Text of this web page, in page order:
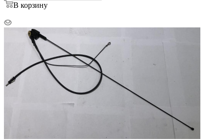
В корзину